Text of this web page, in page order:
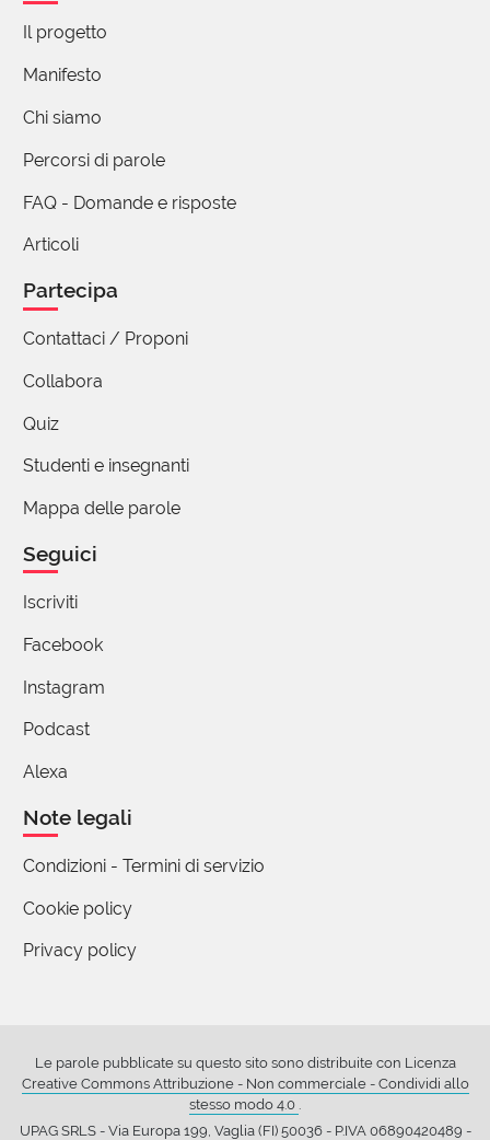
Il progetto
Manifesto
Chi siamo
Percorsi di parole
FAQ - Domande e risposte
Articoli
Partecipa
Contattaci / Proponi
Collabora
Quiz
Studenti e insegnanti
Mappa delle parole
Seguici
Iscriviti
Facebook
Instagram
Podcast
Alexa
Note legali
Condizioni - Termini di servizio
Cookie policy
Privacy policy
Le parole pubblicate su questo sito sono distribuite con Licenza
Creative Commons Attribuzione - Non commerciale - Condividi allo
stesso modo 4.0 .
UPAG SRLS - Via Europa 199, Vaglia (FI) 50036 - P.IVA 06890420489 -